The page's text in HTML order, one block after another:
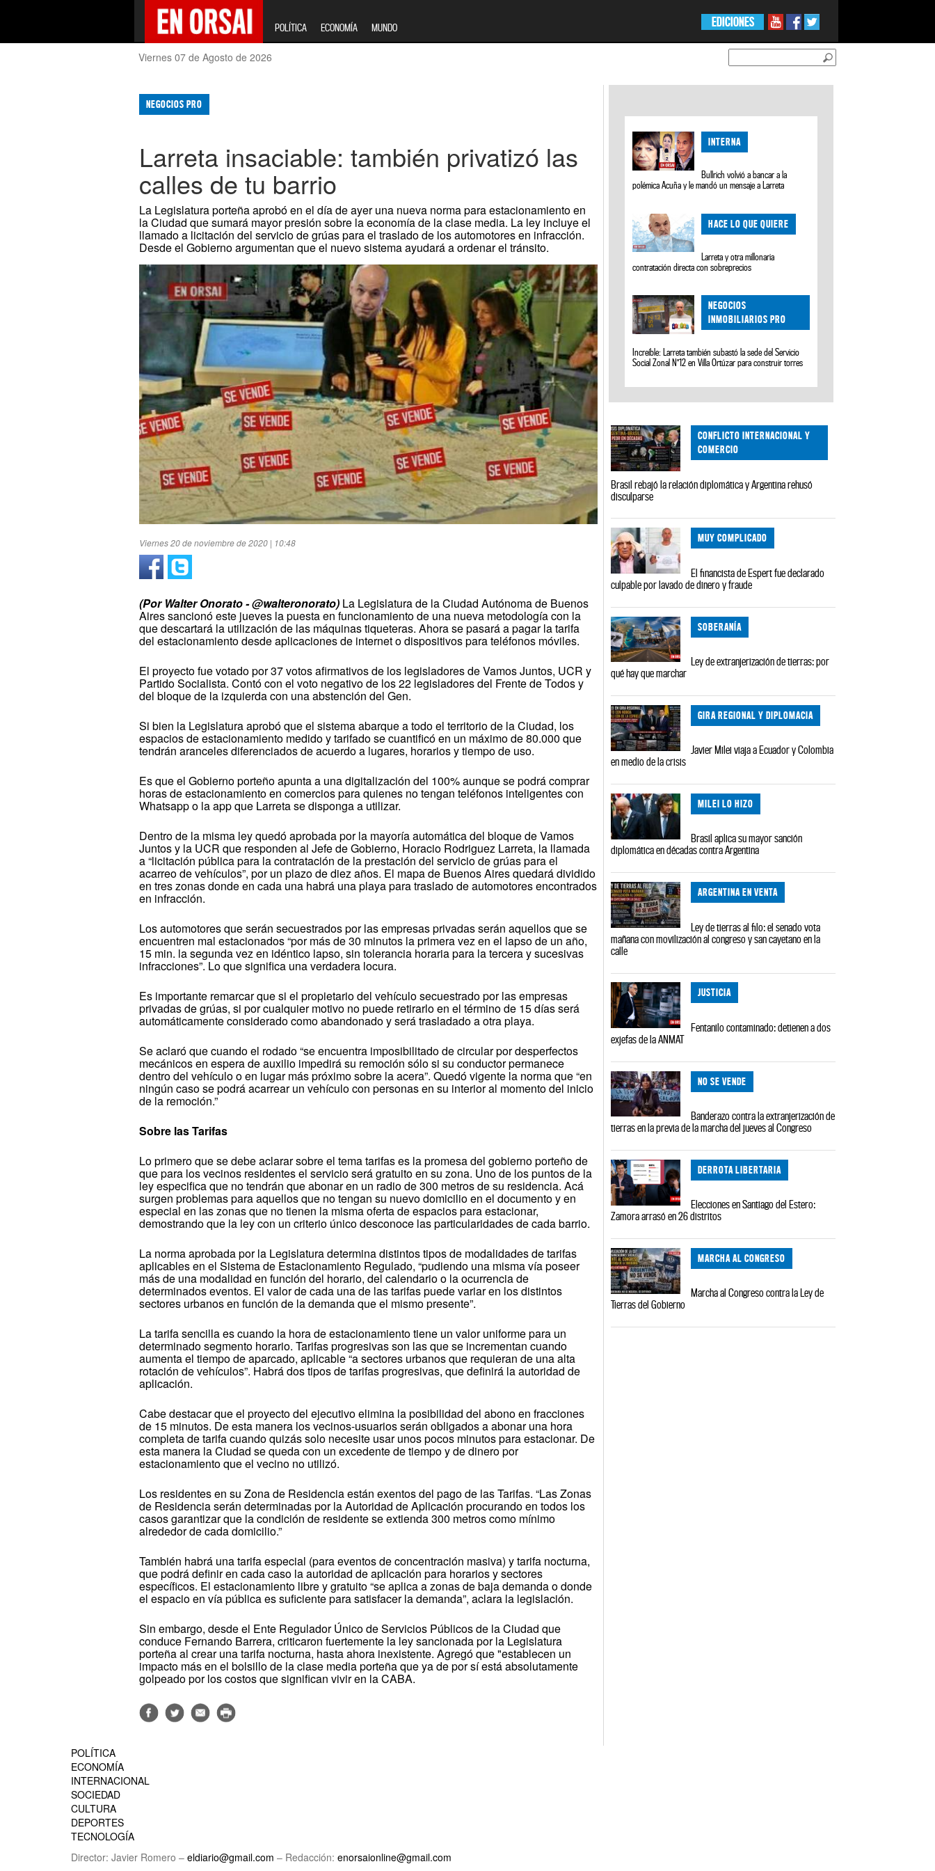
POLÍTICA ECONOMÍA MUNDO EDICIONES
Viernes 07 de Agosto de 2026
NEGOCIOS PRO
Larreta insaciable: también privatizó las
calles de tu barrio
La Legislatura porteña aprobó en el día de ayer una nueva norma para estacionamiento en
la Ciudad que sumará mayor presión sobre la economía de la clase media. La ley incluye el
llamado a licitación del servicio de grúas para el traslado de los automotores en infracción.
Desde el Gobierno argumentan que el nuevo sistema ayudará a ordenar el tránsito.
Viernes 20 de noviembre de 2020 | 10:48
(Por Walter Onorato - @walteronorato) La Legislatura de la Ciudad Autónoma de Buenos
Aires sancionó este jueves la puesta en funcionamiento de una nueva metodología con la
que descartará la utilización de las máquinas tiqueteras. Ahora se pasará a pagar la tarifa
del estacionamiento desde aplicaciones de internet o dispositivos para teléfonos móviles.
El proyecto fue votado por 37 votos afirmativos de los legisladores de Vamos Juntos, UCR y
Partido Socialista. Contó con el voto negativo de los 22 legisladores del Frente de Todos y
del bloque de la izquierda con una abstención del Gen.
Si bien la Legislatura aprobó que el sistema abarque a todo el territorio de la Ciudad, los
espacios de estacionamiento medido y tarifado se cuantificó en un máximo de 80.000 que
tendrán aranceles diferenciados de acuerdo a lugares, horarios y tiempo de uso.
Es que el Gobierno porteño apunta a una digitalización del 100% aunque se podrá comprar
horas de estacionamiento en comercios para quienes no tengan teléfonos inteligentes con
Whatsapp o la app que Larreta se disponga a utilizar.
Dentro de la misma ley quedó aprobada por la mayoría automática del bloque de Vamos
Juntos y la UCR que responden al Jefe de Gobierno, Horacio Rodriguez Larreta, la llamada
a “licitación pública para la contratación de la prestación del servicio de grúas para el
acarreo de vehículos”, por un plazo de diez años. El mapa de Buenos Aires quedará dividido
en tres zonas donde en cada una habrá una playa para traslado de automotores encontrados
en infracción.
Los automotores que serán secuestrados por las empresas privadas serán aquellos que se
encuentren mal estacionados “por más de 30 minutos la primera vez en el lapso de un año,
15 min. la segunda vez en idéntico lapso, sin tolerancia horaria para la tercera y sucesivas
infracciones”. Lo que significa una verdadera locura.
Es importante remarcar que si el propietario del vehículo secuestrado por las empresas
privadas de grúas, si por cualquier motivo no puede retirarlo en el término de 15 días será
automáticamente considerado como abandonado y será trasladado a otra playa.
Se aclaró que cuando el rodado “se encuentra imposibilitado de circular por desperfectos
mecánicos en espera de auxilio impedirá su remoción sólo si su conductor permanece
dentro del vehículo o en lugar más próximo sobre la acera”. Quedó vigente la norma que “en
ningún caso se podrá acarrear un vehículo con personas en su interior al momento del inicio
de la remoción.”
Sobre las Tarifas
Lo primero que se debe aclarar sobre el tema tarifas es la promesa del gobierno porteño de
que para los vecinos residentes el servicio será gratuito en su zona. Uno de los puntos de la
ley especifica que no tendrán que abonar en un radio de 300 metros de su residencia. Acá
surgen problemas para aquellos que no tengan su nuevo domicilio en el documento y en
especial en las zonas que no tienen la misma oferta de espacios para estacionar,
demostrando que la ley con un criterio único desconoce las particularidades de cada barrio.
La norma aprobada por la Legislatura determina distintos tipos de modalidades de tarifas
aplicables en el Sistema de Estacionamiento Regulado, “pudiendo una misma vía poseer
más de una modalidad en función del horario, del calendario o la ocurrencia de
determinados eventos. El valor de cada una de las tarifas puede variar en los distintos
sectores urbanos en función de la demanda que el mismo presente”.
La tarifa sencilla es cuando la hora de estacionamiento tiene un valor uniforme para un
determinado segmento horario. Tarifas progresivas son las que se incrementan cuando
aumenta el tiempo de aparcado, aplicable “a sectores urbanos que requieran de una alta
rotación de vehículos”. Habrá dos tipos de tarifas progresivas, que definirá la autoridad de
aplicación.
Cabe destacar que el proyecto del ejecutivo elimina la posibilidad del abono en fracciones
de 15 minutos. De esta manera los vecinos-usuarios serán obligados a abonar una hora
completa de tarifa cuando quizás solo necesite usar unos pocos minutos para estacionar. De
esta manera la Ciudad se queda con un excedente de tiempo y de dinero por
estacionamiento que el vecino no utilizó.
Los residentes en su Zona de Residencia están exentos del pago de las Tarifas. “Las Zonas
de Residencia serán determinadas por la Autoridad de Aplicación procurando en todos los
casos garantizar que la condición de residente se extienda 300 metros como mínimo
alrededor de cada domicilio.”
También habrá una tarifa especial (para eventos de concentración masiva) y tarifa nocturna,
que podrá definir en cada caso la autoridad de aplicación para horarios y sectores
específicos. El estacionamiento libre y gratuito “se aplica a zonas de baja demanda o donde
el espacio en vía pública es suficiente para satisfacer la demanda”, aclara la legislación.
Sin embargo, desde el Ente Regulador Único de Servicios Públicos de la Ciudad que
conduce Fernando Barrera, criticaron fuertemente la ley sancionada por la Legislatura
porteña al crear una tarifa nocturna, hasta ahora inexistente. Agregó que "establecen un
impacto más en el bolsillo de la clase media porteña que ya de por sí está absolutamente
golpeado por los costos que significan vivir en la CABA.
INTERNA
Bullrich volvió a bancar a la
polémica Acuña y le mandó un mensaje a Larreta
HACE LO QUE QUIERE
Larreta y otra millonaria
contratación directa con sobreprecios
NEGOCIOS
INMOBILIARIOS PRO
Increíble: Larreta también subastó la sede del Servicio
Social Zonal N°12 en Villa Ortúzar para construir torres
CONFLICTO INTERNACIONAL Y
COMERCIO
Brasil rebajó la relación diplomática y Argentina rehusó
disculparse
MUY COMPLICADO
El financista de Espert fue declarado
culpable por lavado de dinero y fraude
SOBERANÍA
Ley de extranjerización de tierras: por
qué hay que marchar
GIRA REGIONAL Y DIPLOMACIA
Javier Milei viaja a Ecuador y Colombia
en medio de la crisis
MILEI LO HIZO
Brasil aplica su mayor sanción
diplomática en décadas contra Argentina
ARGENTINA EN VENTA
Ley de tierras al filo: el senado vota
mañana con movilización al congreso y san cayetano en la
calle
JUSTICIA
Fentanilo contaminado: detienen a dos
exjefas de la ANMAT
NO SE VENDE
Banderazo contra la extranjerización de
tierras en la previa de la marcha del jueves al Congreso
DERROTA LIBERTARIA
Elecciones en Santiago del Estero:
Zamora arrasó en 26 distritos
MARCHA AL CONGRESO
Marcha al Congreso contra la Ley de
Tierras del Gobierno
POLÍTICA
ECONOMÍA
INTERNACIONAL
SOCIEDAD
CULTURA
DEPORTES
TECNOLOGÍA
Director: Javier Romero – eldiario@gmail.com – Redacción: enorsaionline@gmail.com